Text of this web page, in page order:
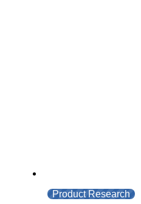
Product Research